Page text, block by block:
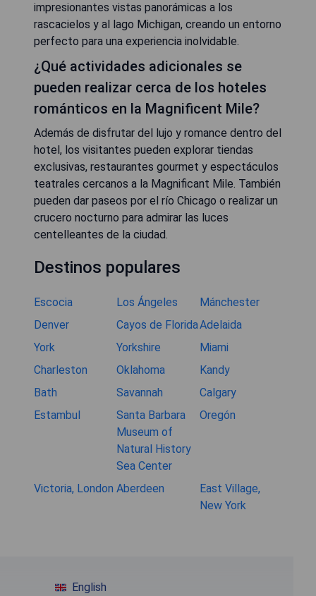
impresionantes vistas panorámicas a los
rascacielos y al lago Michigan, creando un entorno
perfecto para una experiencia inolvidable.
¿Qué actividades adicionales se
pueden realizar cerca de los hoteles
románticos en la Magnificent Mile?
Además de disfrutar del lujo y romance dentro del
hotel, los visitantes pueden explorar tiendas
exclusivas, restaurantes gourmet y espectáculos
teatrales cercanos a la Magnificant Mile. También
pueden dar paseos por el río Chicago o realizar un
crucero nocturno para admirar las luces
centelleantes de la ciudad.
Destinos populares
Escocia Los Ángeles
Mánchester
Denver
Cayos de FloridaAdelaida
York
Yorkshire
Miami
Charleston
Oklahoma
Kandy
Bath
Savannah
Calgary
Estambul
Santa Barbara
Museum of
Natural History
Sea Center
Oregón
Victoria, London Aberdeen
East Village,
New York
English